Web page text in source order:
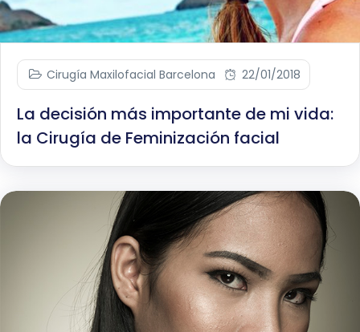
Cirugía Maxilofacial Barcelona 22/01/2018
La decisión más importante de mi vida:
la Cirugía de Feminización facial